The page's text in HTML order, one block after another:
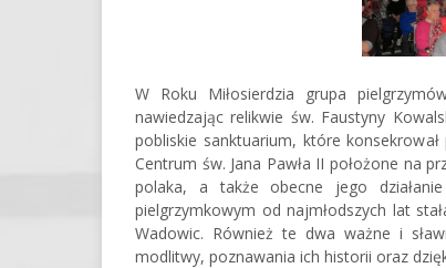
W Roku Miłosierdzia grupa
nawiedzając relikwie św. Faustyny
pobliskie sanktuarium, które
Centrum św. Jana Pawła II położone na
polaka, a także obecne jego
pielgrzymkowym od najmłodszych lat
Wadowic. Również te dwa ważne i
modlitwy, poznawania ich historii oraz